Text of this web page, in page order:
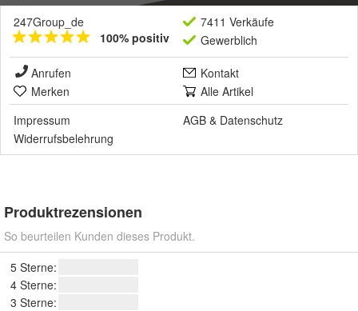
247Group_de
100% positiv
7411 Verkäufe
Gewerblich
Anrufen
Kontakt
Merken
Alle Artikel
Impressum
AGB & Datenschutz
Widerrufsbelehrung
Produktrezensionen
So beurteilen Kunden dieses Produkt.
5 Sterne:
4 Sterne:
3 Sterne: